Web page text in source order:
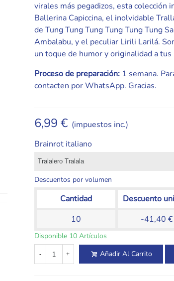
virales más pegadizos, esta colección
Ballerina Capiccina, el inolvidable
de Tung Tung Tung Tung Tung Tung
Ambalabu, y el peculiar Lirili Larilá.
un toque de humor y originalidad a
Proceso de preparación:1 semana.
contacten por WhatsApp. Gracias.
6,99 € (impuestos inc.)
Brainrot italiano
Descuentos por volumen
Cantidad Descuento
10
-41,40 €
Disponible 10 Artículos
- + Añadir Al Carrito